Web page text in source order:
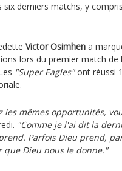
six derniers matchs, y
Victor Osimhen a
lors du premier match
"Super Eagles"ont réussi
les mêmes opportunités,
"Comme je l'ai dit la
Parfois Dieu prend,
que Dieu nous le donne."